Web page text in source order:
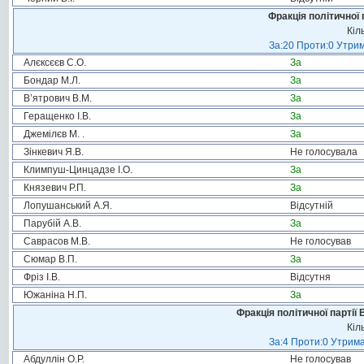
Фракція
За:20 Проти:0
Алєксєєв С.О.
За
Бондар М.Л.
За
В’ятрович В.М.
За
Геращенко І.В.
За
Джемілєв М. .
За
Зінкевич Я.В.
Не голосувала
Климпуш-Цинцадзе І.О.
За
Князевич Р.П.
За
Лопушанський А.Я.
Відсутній
Парубій А.В.
За
Саврасов М.В.
Не голосував
Сюмар В.П.
За
Фріз І.В.
Відсутня
Южаніна Н.П.
За
Фракція політичної
За:4 Проти:0
Абдуллін О.Р.
Не голосував